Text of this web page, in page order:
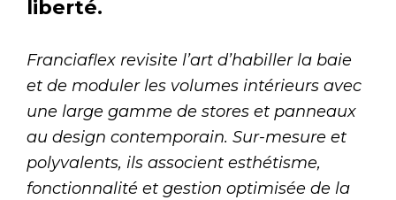
liberté.
Franciaflex revisite l’art d’habiller la baie
et de moduler les volumes intérieurs avec
une large gamme de stores et panneaux
au design contemporain. Sur-mesure et
polyvalents, ils associent esthétisme,
fonctionnalité et gestion optimisée de la